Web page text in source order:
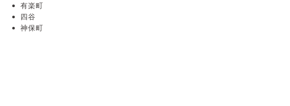
有楽町
四谷
神保町